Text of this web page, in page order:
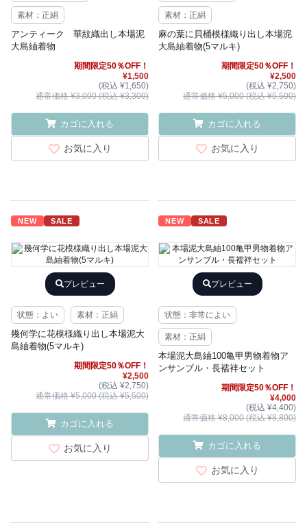
素材：正絹
アンティーク 華紋織出し本場泥
大島紬着物
期間限定50％OFF！
¥1,500
(税込 ¥1,650)
通常価格 ¥3,000 (税込 ¥3,300)
カゴに入れる
お気に入り
素材：正絹
麻の葉に貝桶模様織り出し本場泥
大島紬着物(5マルキ)
期間限定50％OFF！
¥2,500
(税込 ¥2,750)
通常価格 ¥5,000 (税込 ¥5,500)
カゴに入れる
お気に入り
NEW SALE
プレビュー
状態：よい 素材：正絹
幾何学に花模様織り出し本場泥大
島紬着物(5マルキ)
期間限定50％OFF！
¥2,500
(税込 ¥2,750)
通常価格 ¥5,000 (税込 ¥5,500)
カゴに入れる
お気に入り
NEW SALE
プレビュー
状態：非常によい
素材：正絹
本場泥大島紬100亀甲男物着物ア
ンサンブル・長襦袢セット
期間限定50％OFF！
¥4,000
(税込 ¥4,400)
通常価格 ¥8,000 (税込 ¥8,800)
カゴに入れる
お気に入り